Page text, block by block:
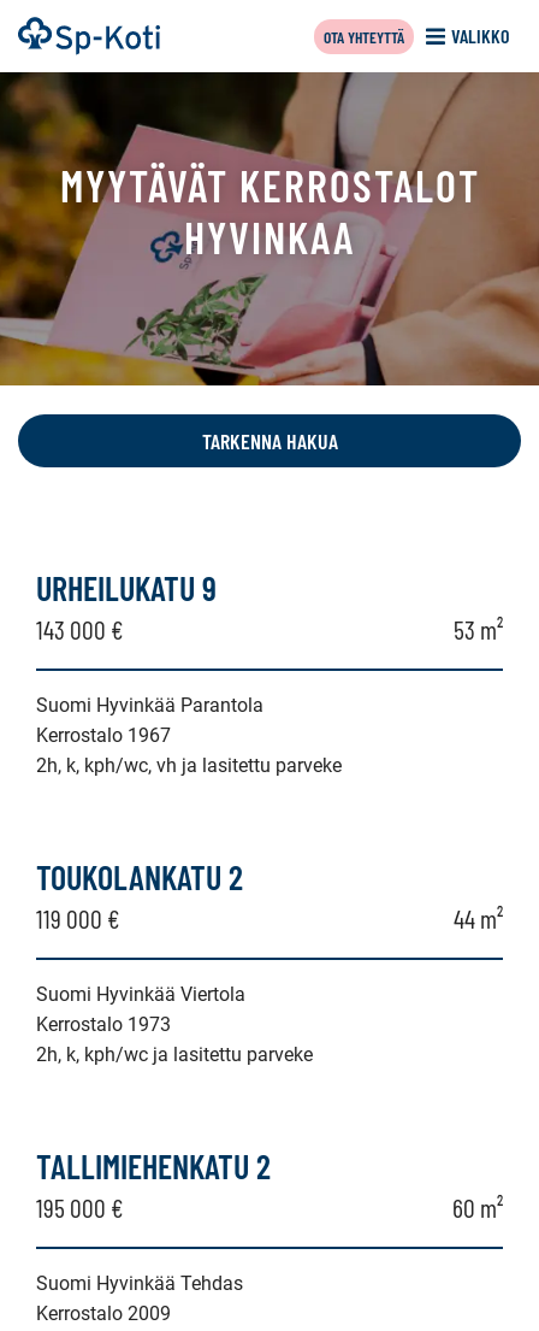
Siirry
sisältöön
Etusivu VALIKKO
OTA YHTEYTTÄ
MYYTÄVÄT KERROSTALOT
HYVINKAA
Tällä
sivulla
kerrostalo,
luhtitalo
TARKENNA HAKUA
URHEILUKATU 9
143 000 € 53 m²
Suomi Hyvinkää Parantola
Kerrostalo 1967
2h, k, kph/wc, vh ja lasitettu parveke
TOUKOLANKATU 2
119 000 € 44 m²
Suomi Hyvinkää Viertola
Kerrostalo 1973
2h, k, kph/wc ja lasitettu parveke
TALLIMIEHENKATU 2
195 000 € 60 m²
Suomi Hyvinkää Tehdas
Kerrostalo 2009